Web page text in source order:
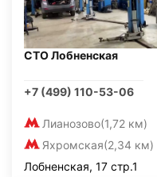
СТО Лобненская
+7 (499) 110-53-06
Лианозово(1,72 км)
Яхромская(2,34 км)
Лобненская, 17 стр.1